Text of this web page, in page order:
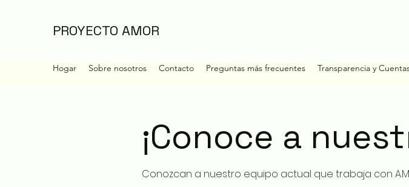
PROYECTO AMOR
Hogar Sobre nosotros Contacto Preguntas más frecuentes Transparencia y
¡Conoce a
Conozcan a nuestro equipo actual que trabaja con